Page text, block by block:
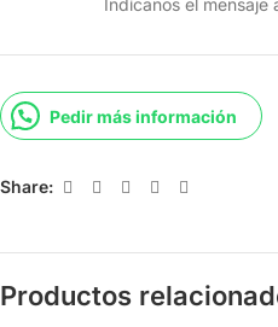
Pedir más información
Share:
Productos